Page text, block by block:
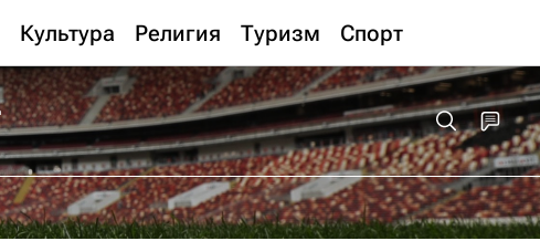
Культура Религия Туризм Спорт